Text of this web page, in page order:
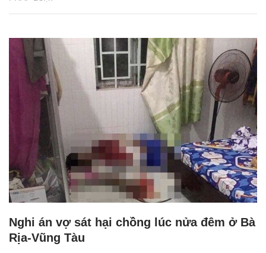
Nghi án vợ sát hại chồng lúc nửa đêm ở Bà
Rịa-Vũng Tàu